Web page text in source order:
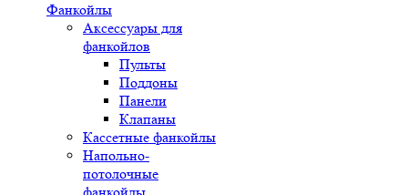
Фанкойлы
Аксессуары для
фанкойлов
Пульты
Поддоны
Панели
Клапаны
Кассетные фанкойлы
Напольно-
потолочные